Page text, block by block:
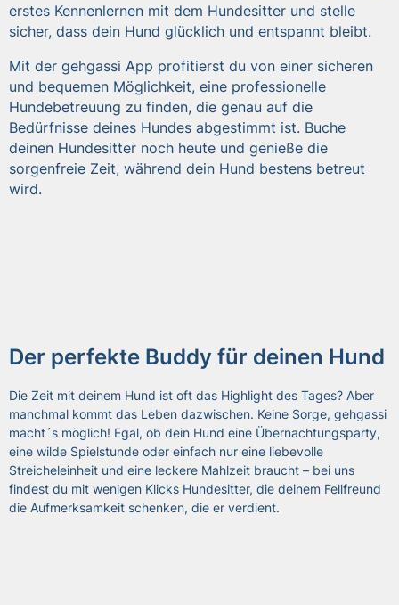
erstes Kennenlernen mit dem Hundesitter und stelle
sicher, dass dein Hund glücklich und entspannt bleibt.
Mit der gehgassi App profitierst du von einer sicheren
und bequemen Möglichkeit, eine professionelle
Hundebetreuung zu finden, die genau auf die
Bedürfnisse deines Hundes abgestimmt ist. Buche
deinen Hundesitter noch heute und genieße die
sorgenfreie Zeit, während dein Hund bestens betreut
wird.
Der perfekte Buddy für deinen Hund
Die Zeit mit deinem Hund ist oft das Highlight des Tages? Aber
manchmal kommt das Leben dazwischen. Keine Sorge, gehgassi
macht´s möglich! Egal, ob dein Hund eine Übernachtungsparty,
eine wilde Spielstunde oder einfach nur eine liebevolle
Streicheleinheit und eine leckere Mahlzeit braucht – bei uns
findest du mit wenigen Klicks Hundesitter, die deinem Fellfreund
die Aufmerksamkeit schenken, die er verdient.